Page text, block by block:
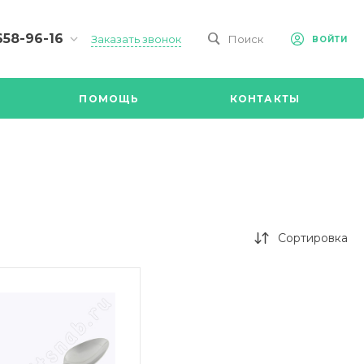
96-16
98
д 2/Д.
Заказать звонок Поиск ВОЙТИ
ПОМОЩЬ КОНТАКТЫ
Сортировка